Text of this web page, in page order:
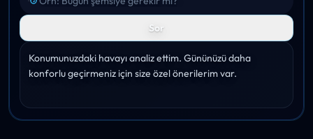
Sor
Konumunuzdaki havayı analiz ettim. Gününüzü daha
konforlu geçirmeniz için size özel önerilerim var.